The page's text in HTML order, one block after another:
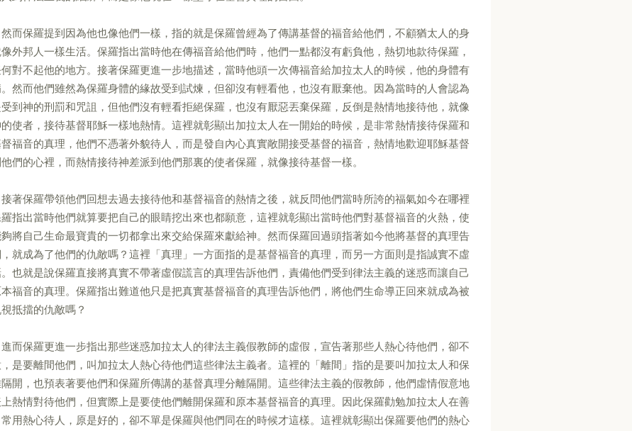
而保羅提到因為他也像他們一樣，指的就是保羅曾經為了傳講基督的福音給他們，不顧猶太人的身
外邦人一樣生活。保羅指出當時他在傳福音給他們時，他們一點都沒有虧負他，熱切地款待保羅，
對不起他的地方。接著保羅更進一步地描述，當時他頭一次傳福音給加拉太人的時候，他的身體有
然而他們雖然為保羅身體的緣故受到試煉，但卻沒有輕看他，也沒有厭棄他。因為當時的人會認為
到神的刑罰和咒詛，但他們沒有輕看拒絕保羅，也沒有厭惡丟棄保羅，反倒是熱情地接待他，就像
使者，接待基督耶穌一樣地熱情。這裡就彰顯出加拉太人在一開始的時候，是非常熱情接待保羅和
福音的真理，他們不憑著外貌待人，而是發自內心真實敞開接受基督的福音，熱情地歡迎耶穌基督
們的心裡，而熱情接待神差派到他們那裏的使者保羅，就像接待基督一樣。
著保羅帶領他們回想去過去接待他和基督福音的熱情之後，就反問他們當時所誇的福氣如今在哪裡
指出當時他們就算要把自己的眼睛挖出來也都願意，這裡就彰顯出當時他們對基督福音的火熱，使
將自己生命最寶貴的一切都拿出來交給保羅來獻給神。然而保羅回過頭指著如今他將基督的真理告
就成為了他們的仇敵嗎？這裡「真理」一方面指的是基督福音的真理，而另一方面則是指誠實不虛
也就是說保羅直接將真實不帶著虛假謊言的真理告訴他們，責備他們受到律法主義的迷惑而讓自己
福音的真理。保羅指出難道他只是把真實基督福音的真理告訴他們，將他們生命導正回來就成為被
抵擋的仇敵嗎？
而保羅更進一步指出那些迷惑加拉太人的律法主義假教師的虛假，宣告著那些人熱心待他們，卻不
是要離間他們，叫加拉太人熱心待他們這些律法主義者。這裡的「離間」指的是要叫加拉太人和保
開，也預表著要他們和保羅所傳講的基督真理分離隔開。這些律法主義的假教師，他們虛情假意地
熱情對待他們，但實際上是要使他們離開保羅和原本基督福音的真理。因此保羅勸勉加拉太人在善
用熱心待人，原是好的，卻不單是保羅與他們同在的時候才這樣。這裡就彰顯出保羅要他們的熱心